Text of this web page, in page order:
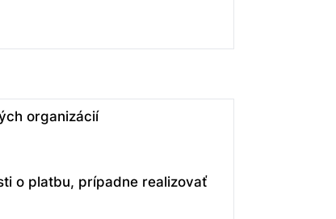
organizácií
o platbu, prípadne realizovať